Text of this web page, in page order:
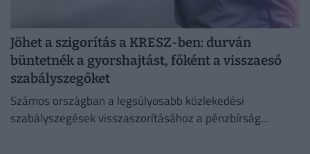
Jöhet a szigorítás a KRESZ-ben: durván
büntetnék a gyorshajtást, főként a visszaeső
szabályszegőket
Számos országban a legsúlyosabb közlekedési
szabályszegések visszaszorításához a pénzbírság